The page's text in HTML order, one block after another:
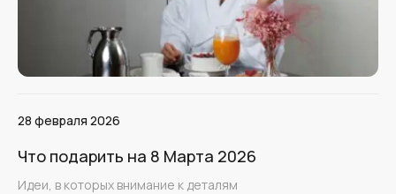
28 февраля 2026
Что подарить на 8 Марта 2026
Идеи, в которых внимание к деталям